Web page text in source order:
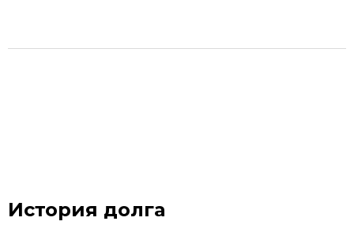
История долга